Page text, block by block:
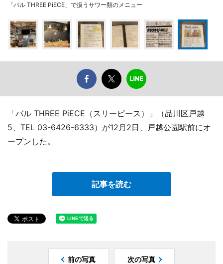
「バル THREE PiECE」で扱うサワー類のメニュー
「バル THREE PiECE（スリーピース）」（品川区戸越
5、TEL 03-6426-6333）が12月2日、戸越公園駅前にオ
ープンした。
記事を読む
前の写真 次の写真